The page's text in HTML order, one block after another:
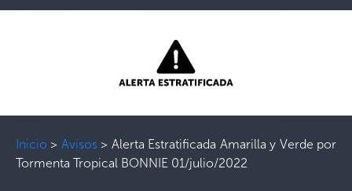
Inicio > Avisos> Alerta Estratificada Amarilla y Verde por
Tormenta Tropical BONNIE 01/julio/2022